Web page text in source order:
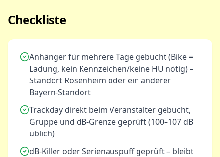
Checkliste
Anhänger für mehrere Tage gebucht (Bike =
Ladung, kein Kennzeichen/keine HU nötig) –
Standort Rosenheim oder ein anderer
Bayern-Standort
Trackday direkt beim Veranstalter gebucht,
Gruppe und dB-Grenze geprüft (100–107 dB
üblich)
dB-Killer oder Serienauspuff geprüft – bleibt